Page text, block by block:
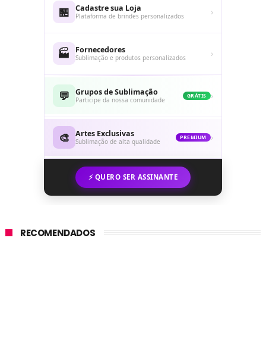
🏪 Cadastre sua Loja
Plataforma de brindes personalizados ›
🏭 Fornecedores
Sublimação e produtos personalizados ›
💬 Grupos de Sublimação
Participe da nossa comunidade
GRÁTIS ›
🎨 Artes Exclusivas
Sublimação de alta qualidade
PREMIUM ›
⚡ QUERO SER ASSINANTE
RECOMENDADOS